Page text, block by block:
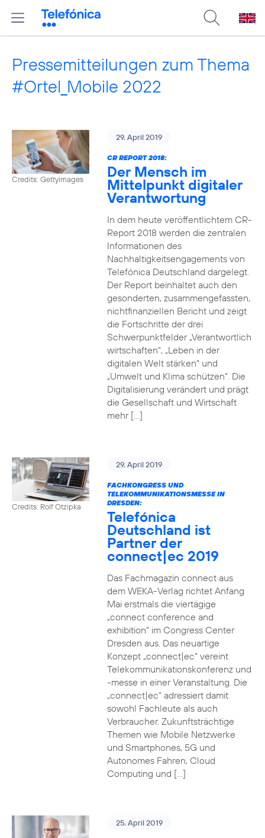
Pressemitteilungen zum Thema
#Ortel_Mobile 2022
Credits: Gettyimages
29. April 2019
CR REPORT 2018:
Der Mensch im
Mittelpunkt digitaler
Verantwortung
In dem heute veröffentlichtem CR-
Report 2018 werden die zentralen
Informationen des
Nachhaltigkeitsengagements von
Telefónica Deutschland dargelegt.
Der Report beinhaltet auch den
gesonderten, zusammengefassten,
nichtfinanziellen Bericht und zeigt
die Fortschritte der drei
Schwerpunktfelder „Verantwortlich
wirtschaften“, „Leben in der
digitalen Welt stärken“ und
„Umwelt und Klima schützen“. Die
Digitalisierung verändert und prägt
die Gesellschaft und Wirtschaft
mehr […]
Credits: Rolf Otzipka
29. April 2019
FACHKONGRESS UND
TELEKOMMUNIKATIONSMESSE IN
DRESDEN:
Telefónica
Deutschland ist
Partner der
connect|ec 2019
Das Fachmagazin connect aus
dem WEKA-Verlag richtet Anfang
Mai erstmals die viertägige
„connect conference and
exhibition“ im Congress Center
Dresden aus. Das neuartige
Konzept „connect|ec“ vereint
Telekommunikationskonferenz und
-messe in einer Veranstaltung. Die
„connect|ec“ adressiert damit
sowohl Fachleute als auch
Verbraucher. Zukunftsträchtige
Themen wie Mobile Netzwerke
und Smartphones, 5G und
Autonomes Fahren, Cloud
Computing und […]
25. April 2019